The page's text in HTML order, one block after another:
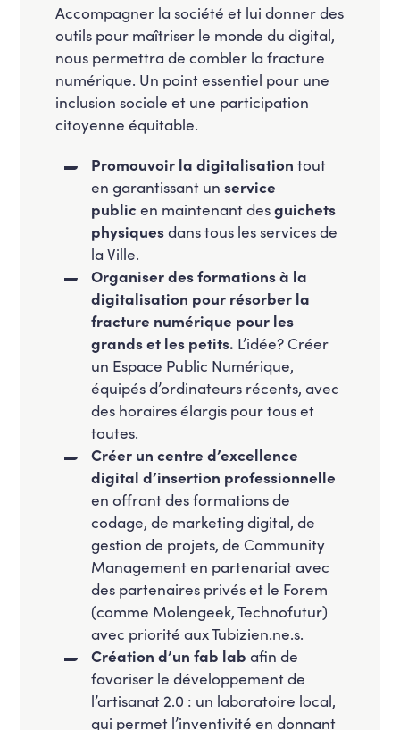
Accompagner la société et lui donner des
outils pour maîtriser le monde du digital,
nous permettra de combler la fracture
numérique. Un point essentiel pour une
inclusion sociale et une participation
citoyenne équitable.
Promouvoir la digitalisationtout
en garantissant unservice
public en maintenant desguichets
physiquesdans tous les services de
la Ville.
Organiser des formations à la
digitalisation pour résorber la
fracture numérique pour les
grands et les petits. L’idée? Créer
un Espace Public Numérique,
équipés d’ordinateurs récents, avec
des horaires élargis pour tous et
toutes.
Créer un centre d’excellence
digital d’insertion professionnelle
en offrant des formations de
codage, de marketing digital, de
gestion de projets, de Community
Management en partenariat avec
des partenaires privés et le Forem
(comme Molengeek, Technofutur)
avec priorité aux Tubizien.ne.s.
Création d’un fab lab afin de
favoriser le développement de
l’artisanat 2.0 : un laboratoire local,
qui permet l’inventivité en donnant